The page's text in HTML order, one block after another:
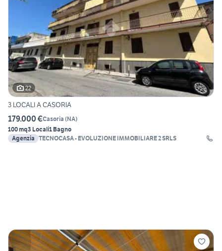
22
3 LOCALI A CASORIA
179.000 €Casoria (NA)
100 mq3 Locali1 Bagno
Agenzia TECNOCASA - EVOLUZIONE IMMOBILIARE 2 SRLS